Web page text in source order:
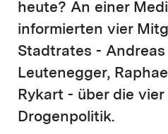
heute? An einer
informierten vier
Stadtrates - Andreas
Leutenegger,
Rykart - über die vier
Drogenpolitik.